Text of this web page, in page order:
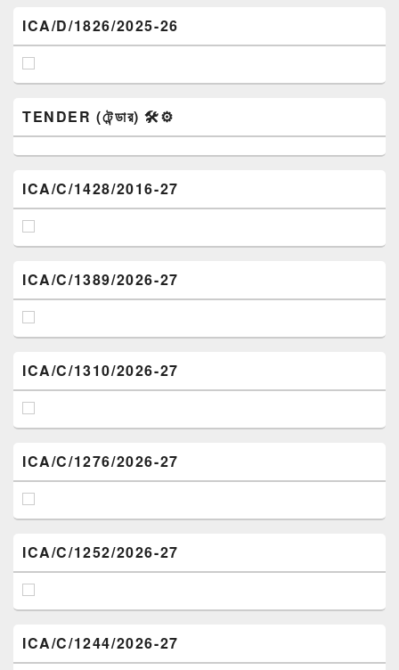
ICA/D/1826/2025-26
TENDER (টেন্ডার) 🛠️⚙️
ICA/C/1428/2016-27
ICA/C/1389/2026-27
ICA/C/1310/2026-27
ICA/C/1276/2026-27
ICA/C/1252/2026-27
ICA/C/1244/2026-27